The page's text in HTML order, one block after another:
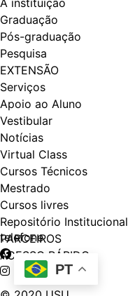
PT
A instituição
Graduação
Pós-graduação
Pesquisa
EXTENSÃO
Serviços
Apoio ao Aluno
Vestibular
Notícias
Virtual Class
Cursos Técnicos
Mestrado
Cursos livres
Repositório Institucional
PARCEIROS
ACESSO RÁPIDO
telefone